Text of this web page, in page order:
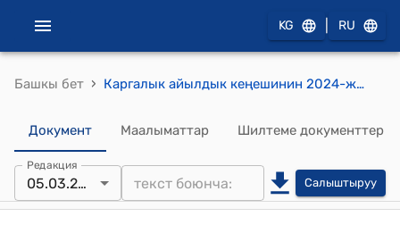
KG RU
Башкы бет › Каргалык айылдык кеңешинин 2024-жылынын 5-мартындагы №5 “Каргалык айыл аймагынын айылдык кеңешинин туруктуу комиссияларынын түзүмүн жана курамын бекитүү жөнүндө” токтому
Документ Маалыматтар Шилтеме документтер
Редакция
05.03.2024 Салыштыруу